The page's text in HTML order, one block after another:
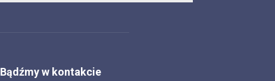
Bądźmy w kontakcie